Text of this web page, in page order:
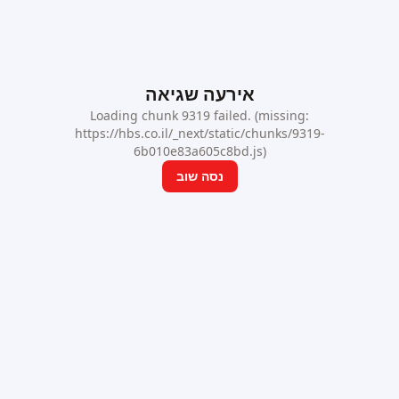
אירעה שגיאה
Loading chunk 9319 failed. (missing:
https://hbs.co.il/_next/static/chunks/9319-
6b010e83a605c8bd.js)